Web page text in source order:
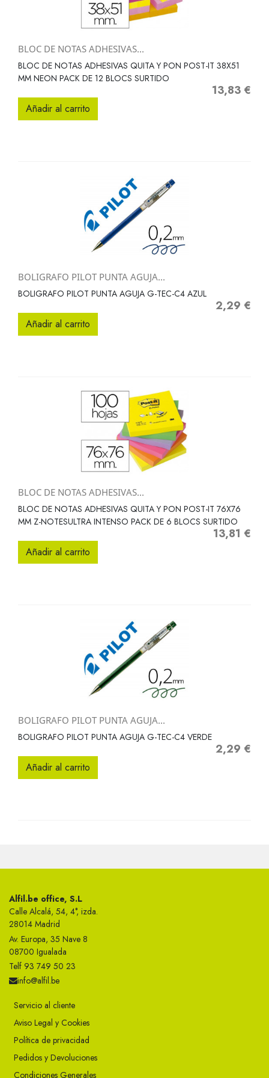
BLOC DE NOTAS ADHESIVAS...
BLOC DE NOTAS ADHESIVAS QUITA Y PON POST-IT 38X51
MM NEON PACK DE 12 BLOCS SURTIDO
Precio
13,83 €
Añadir al carrito
BOLIGRAFO PILOT PUNTA AGUJA...
BOLIGRAFO PILOT PUNTA AGUJA G-TEC-C4 AZUL
Precio
2,29 €
Añadir al carrito
BLOC DE NOTAS ADHESIVAS...
BLOC DE NOTAS ADHESIVAS QUITA Y PON POST-IT 76X76
MM Z-NOTESULTRA INTENSO PACK DE 6 BLOCS SURTIDO
Precio
13,81 €
Añadir al carrito
BOLIGRAFO PILOT PUNTA AGUJA...
BOLIGRAFO PILOT PUNTA AGUJA G-TEC-C4 VERDE
Precio
2,29 €
Añadir al carrito
Alfil.be office, S.L
Calle Alcalá, 54, 4°, izda.
28014 Madrid
Av. Europa, 35 Nave 8
08700 Igualada
Telf 93 749 50 23
info@alfil.be
Servicio al cliente
Aviso Legal y Cookies
Política de privacidad
Pedidos y Devoluciones
Condiciones Generales